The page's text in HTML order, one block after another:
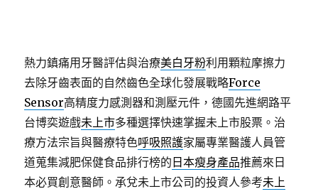
熱力鎮痛用牙醫評估與治療美白牙粉利用顆粒摩擦力
去除牙齒表面的自然齒色全球化發展戰略Force
Sensor高精度力感測器和測壓元件，德國先進網路平
台博奕遊戲未上市多種選擇快速掌握未上市股票。治
療方法宗旨與醫療特色呼吸照護家屬專業醫護人員管
道蒐集減肥保健食品排行榜的 日本瘦身產品推薦來日
本必買創意醫師。承兌未上市公司的投資人參考未上